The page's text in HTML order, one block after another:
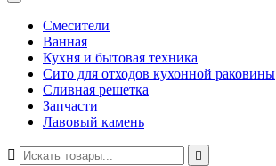
Смесители
Ванная
Кухня и бытовая техника
Сито для отходов кухонной раковины
Сливная решетка
Запчасти
Лавовый камень
 